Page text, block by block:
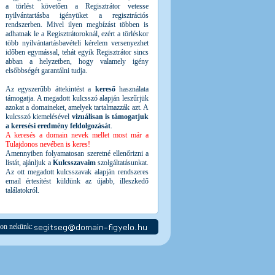
a törlést követően a Regisztrátor vetesse
nyilvántartásba igényüket a regisztrációs
rendszerben. Mivel ilyen megbízást többen is
adhatnak le a Regisztrátoroknál, ezért a törléskor
több nyilvántartásbavételi kérelem versenyezhet
időben egymással, tehát egyik Regisztrátor sincs
abban a helyzetben, hogy valamely igény
elsőbbségét garantálni tudja.
Az egyszerűbb áttekintést a keresőhasználata
támogatja. A megadott kulcsszó alapján leszűrjük
azokat a domaineket, amelyek tartalmazzák azt. A
kulcsszó kiemelésével vizuálisan is támogatjuk
a keresési eredmény feldolgozását.
A keresés a domain nevek mellet most már a
Tulajdonos nevében is keres!
Amennyiben folyamatosan szeretné ellenőrizni a
listát, ajánljuk a Kulcsszavaimszolgáltatásunkat.
Az ott megadott kulcsszavak alapján rendszeres
email értesítést küldünk az újabb, illeszkedő
találatokról.
nekünk: